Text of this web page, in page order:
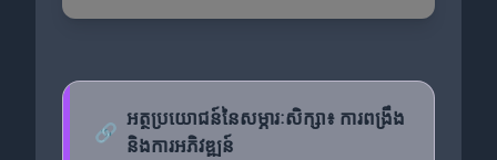
🔗
អត្ថប្រយោជន៍នៃសម្ភារៈសិក្សា៖ ការពង្រឹង
និងការអភិវឌ្ឍន៍